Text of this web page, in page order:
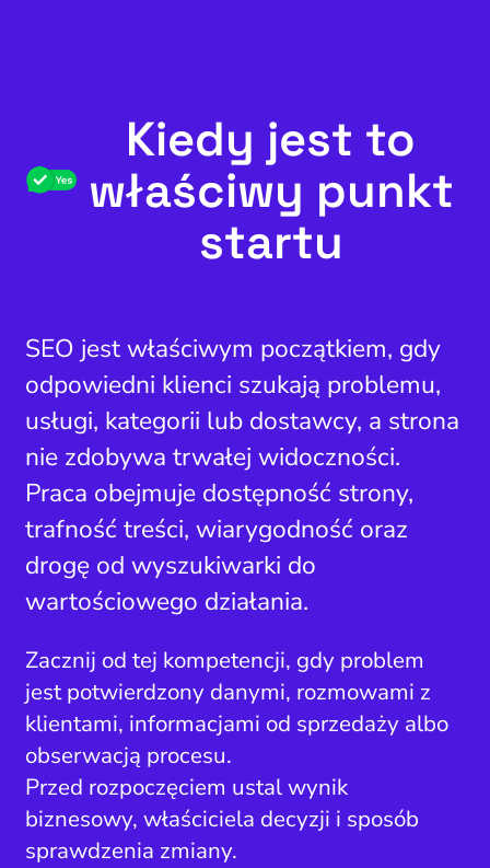
Kiedy jest to
właściwy punkt
startu
SEO jest właściwym początkiem, gdy
odpowiedni klienci szukają problemu,
usługi, kategorii lub dostawcy, a strona
nie zdobywa trwałej widoczności.
Praca obejmuje dostępność strony,
trafność treści, wiarygodność oraz
drogę od wyszukiwarki do
wartościowego działania.
Zacznij od tej kompetencji, gdy problem
jest potwierdzony danymi, rozmowami z
klientami, informacjami od sprzedaży albo
obserwacją procesu.
Przed rozpoczęciem ustal wynik
biznesowy, właściciela decyzji i sposób
sprawdzenia zmiany.